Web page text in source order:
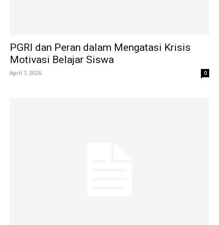
PGRI dan Peran dalam Mengatasi Krisis
Motivasi Belajar Siswa
April 7, 2026 0